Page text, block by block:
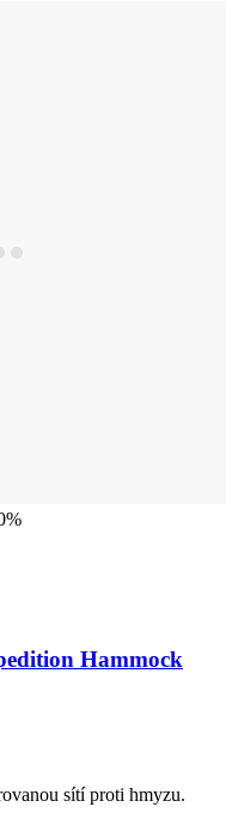
Hammock
sítí proti hmyzu.